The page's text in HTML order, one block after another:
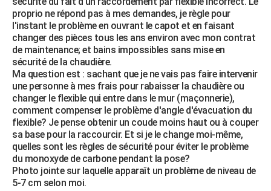
Destinations
City break
Voyage nature
Voyage de noces
Forum
Climat
+PHOTO
GUIDES D'ACHAT
BONS PLANS
CARTE DE VOEUX
Carte de Noël
Carte Bonne année
Carte Saint-Valentin
Carte Pâques
Carte d'anniversaire
DICTIONNAIRE
Dictionnaire
Biographies
Citations
Expressions
Proverbes
PROGRAMME TV
COPAINS D'AVANT
S'inscrire
Se connecter
Lycées
Collèges
Primaires
Universités
Entreprises
Service militaire
Avis de recherche
AVIS DE DÉCÈS
proprio ne répond pas à mes demandes, je règle pour
l'instant le problème en ouvrant le capot et en faisant
changer des pièces tous les ans environ avec mon contrat
de maintenance; et bains impossibles sans mise en
sécurité de la chaudière.
Ma question est : sachant que je ne vais pas faire intervenir
une personne à mes frais pour rabaisser la chaudière ou
changer le flexible qui entre dans le mur (maçonnerie),
comment compenser le problème d'angle d'évacuation du
flexible? Je pense obtenir un coude moins haut ou à couper
sa base pour la raccourcir. Et si je le change moi-même,
quelles sont les règles de sécurité pour éviter le problème
du monoxyde de carbone pendant la pose?
Photo jointe sur laquelle apparaît un problème de niveau de
5-7 cm selon moi.